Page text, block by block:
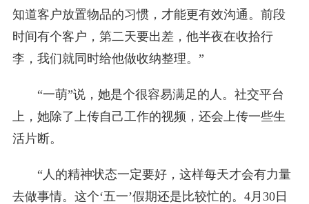
知道客户放置物品的习惯，才能更有效沟通。前段
时间有个客户，第二天要出差，他半夜在收拾行
李，我们就同时给他做收纳整理。”
“一萌”说，她是个很容易满足的人。社交平台
上，她除了上传自己工作的视频，还会上传一些生
活片断。
“人的精神状态一定要好，这样每天才会有力量
去做事情。这个‘五一’假期还是比较忙的。4月30日